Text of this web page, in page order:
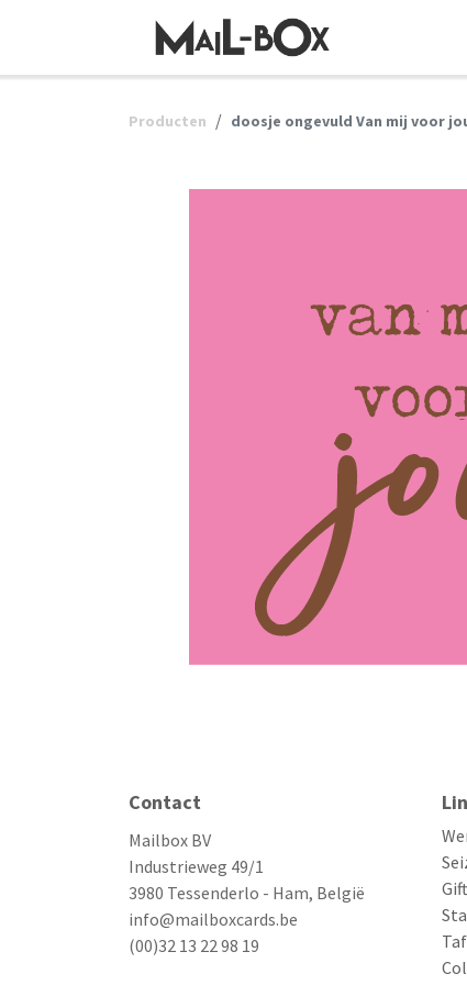
Producten doosje ongevuld Van mij voor
Contact
Mailbox BV
Industrieweg 49/1
3980 Tessenderlo - Ham, België
info@mailboxcards.be
(00)32 13 22 98 19